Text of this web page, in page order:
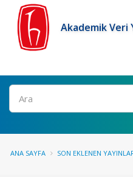
Akademik Veri
Ara
ANA SAYFA SON EKLENEN